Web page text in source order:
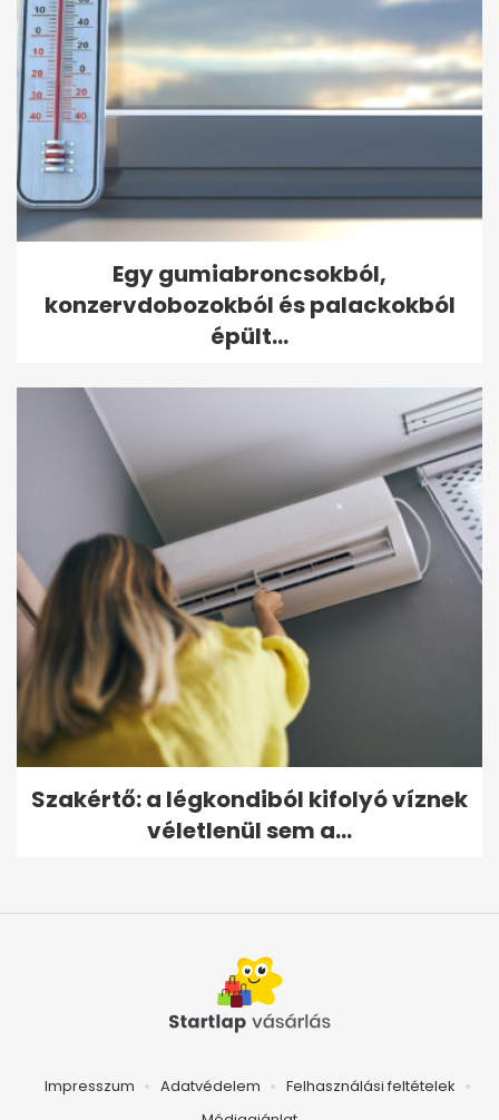
Egy gumiabroncsokból,
konzervdobozokból és palackokból
épült...
Szakértő: a légkondiból kifolyó víznek
véletlenül sem a...
Impresszum Adatvédelem
Felhasználási feltételek